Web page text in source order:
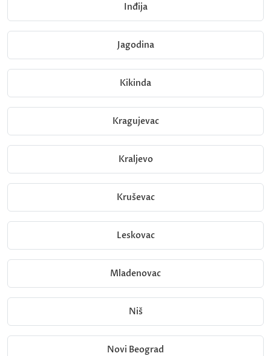
Inđija
Jagodina
Kikinda
Kragujevac
Kraljevo
Kruševac
Leskovac
Mladenovac
Niš
Novi Beograd